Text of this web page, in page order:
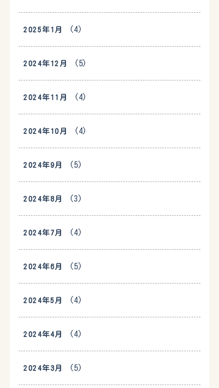
2025年1月 (4)
2024年12月 (5)
2024年11月 (4)
2024年10月 (4)
2024年9月 (5)
2024年8月 (3)
2024年7月 (4)
2024年6月 (5)
2024年5月 (4)
2024年4月 (4)
2024年3月 (5)